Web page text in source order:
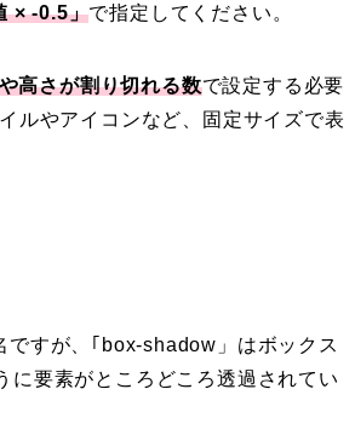
× -0.5」で指定してください。
高さが割り切れる数で設定する必要
ルやアイコンなど、固定サイズで表
すが、｢box-shadow」はボックス
に要素がところどころ透過されてい